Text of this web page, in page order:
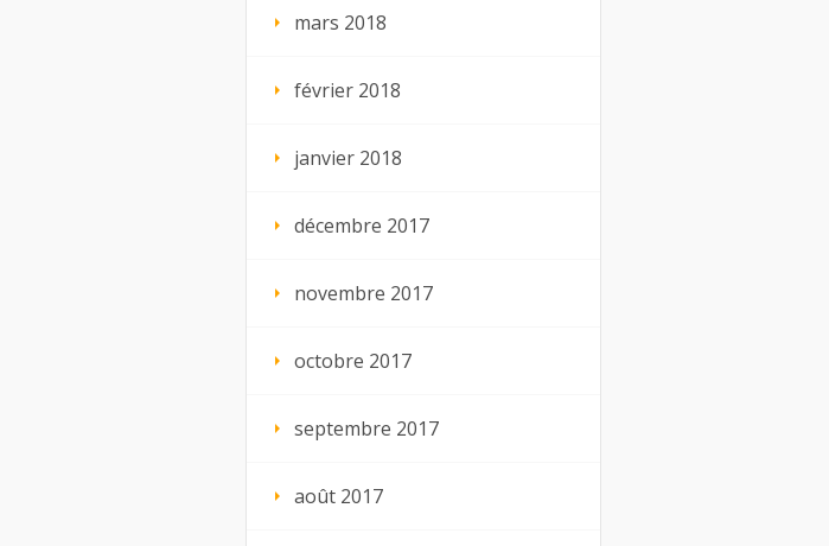
mars 2018
février 2018
janvier 2018
décembre 2017
novembre 2017
octobre 2017
septembre 2017
août 2017